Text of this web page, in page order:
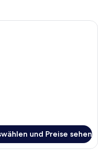
Hotelzimmer mit einem Bett,
und Preise sehen